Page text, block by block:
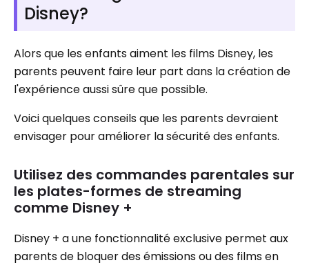
Disney?
Alors que les enfants aiment les films Disney, les
parents peuvent faire leur part dans la création de
l'expérience aussi sûre que possible.
Voici quelques conseils que les parents devraient
envisager pour améliorer la sécurité des enfants.
Utilisez des commandes parentales sur
les plates-formes de streaming
comme Disney +
Disney + a une fonctionnalité exclusive permet aux
parents de bloquer des émissions ou des films en